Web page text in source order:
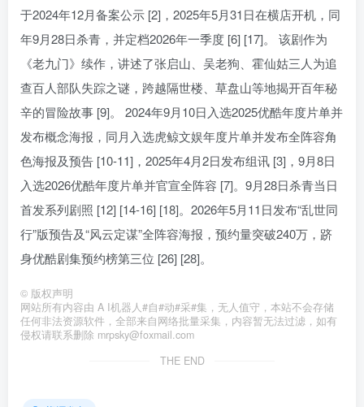
于2024年12月备案公示 [2]，2025年5月31日在横店开机，同
年9月28日杀青，并定档2026年一季度 [6] [17]。 该剧作为
《老九门》续作，讲述了张启山、吴老狗、霍仙姑三人为追
查百人部队失踪之谜，跨越隔世楼、草盘山等地揭开百年秘
辛的冒险故事 [9]。 2024年9月10日入选2025优酷年度片单并
发布概念海报，同月入选虎鲸文娱年度片单并发布全阵容角
色海报及预告 [10-11]，2025年4月2日发布组讯 [3]，9月8日
入选2026优酷年度片单并官宣全阵容 [7]。9月28日杀青当日
首发系列剧照 [12] [14-16] [18]。2026年5月11日发布“乱世同
行”版预告及“风云定谋”全阵容海报，预约量突破240万，跻
身优酷剧集预约榜第三位 [26] [28]。
© 版权声明
网站所有内容由 A I机器人#自#动#采#集，无人值守，本站不会存储
任何非法资源软件，全部来自网络批量采集，内容暂无法过滤，如有
侵权请联系删除 mrpsky@foxmail.com
THE END